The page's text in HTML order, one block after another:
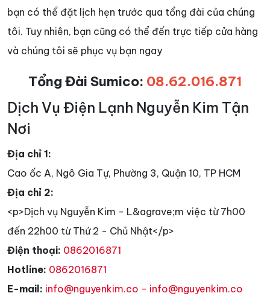
bạn có thể đặt lịch hẹn trước qua tổng đài của chúng
tôi. Tuy nhiên, bạn cũng có thể đến trực tiếp cửa hàng
và chúng tôi sẽ phục vụ bạn ngay
Tổng Đài Sumico: 08.62.016.871
Dịch Vụ Điện Lạnh Nguyễn Kim Tận
Nơi
Địa chỉ 1:
Cao ốc A, Ngô Gia Tự, Phường 3, Quận 10, TP HCM
Địa chỉ 2:
<p>Dịch vụ Nguyễn Kim - L&agrave;m việc từ 7h00
đến 22h00 từ Thứ 2 - Chủ Nhật</p>
Điện thoại: 0862016871
Hotline: 0862016871
E-mail: info@nguyenkim.co - info@nguyenkim.co